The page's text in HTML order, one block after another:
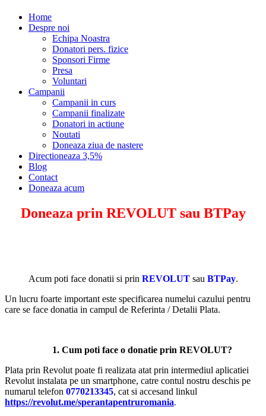
Home
Despre noi
Echipa Noastra
Donatori pers. fizice
Sponsori Firme
Presa
Voluntari
Campanii
Campanii in curs
Campanii finalizate
Donatori in actiune
Noutati
Doneaza ziua de nastere
Directioneaza 3,5%
Blog
Contact
Doneaza acum
Doneaza prin REVOLUT sau BTPay
Acum poti face donatii si prin REVOLUT sau BTPay.
Un lucru foarte important este specificarea numelui cazului pentru
care se face donatia in campul de Referinta / Detalii Plata.
1. Cum poti face o donatie prin REVOLUT?
Plata prin Revolut poate fi realizata atat prin intermediul aplicatiei
Revolut instalata pe un smartphone, catre contul nostru deschis pe
numarul telefon 0770213345, cat si accesand linkul
https://revolut.me/sperantapentruromania.